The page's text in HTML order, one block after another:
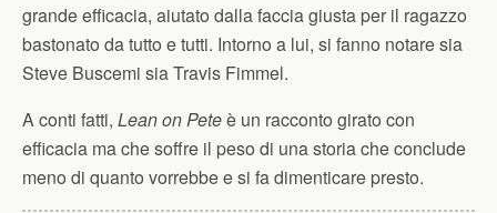
grande efficacia, aiutato dalla faccia giusta per il ragazzo
bastonato da tutto e tutti. Intorno a lui, si fanno notare sia
Steve Buscemi sia Travis Fimmel.
A conti fatti, Lean on Peteè un racconto girato con
efficacia ma che soffre il peso di una storia che conclude
meno di quanto vorrebbe e si fa dimenticare presto.